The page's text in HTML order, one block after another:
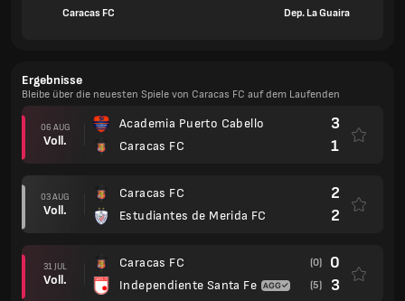
Caracas FC
Dep. La Guaira
Ergebnisse
Bleibe über die neuesten Spiele von Caracas FC auf dem Laufenden
06 AUG
Voll.
Academia Puerto Cabello
Caracas FC
3
1
03 AUG
Voll.
Caracas FC
Estudiantes de Merida FC
2
2
31 JUL
Voll.
Caracas FC
Independiente Santa Fe
(0) 0
(5) 3